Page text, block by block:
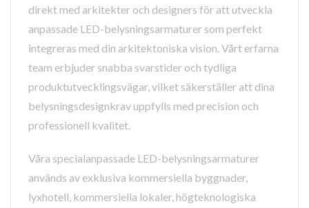
direkt med arkitekter och designers för att utveckla
anpassade LED-belysningsarmaturer som perfekt
integreras med din arkitektoniska vision. Vårt erfarna
team erbjuder snabba svarstider och tydliga
produktutvecklingsvägar, vilket säkerställer att dina
belysningsdesignkrav uppfylls med precision och
professionell kvalitet.
Våra specialanpassade LED-belysningsarmaturer
används av exklusiva kommersiella byggnader,
lyxhotell, kommersiella lokaler, högteknologiska